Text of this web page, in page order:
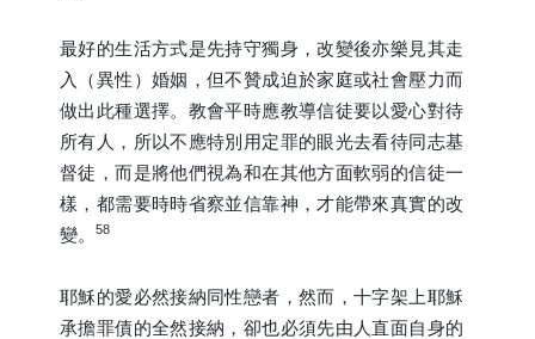
最好的生活方式是先持守獨身，改變後亦樂見其走
入（異性）婚姻，但不贊成迫於家庭或社會壓力而
做出此種選擇。教會平時應教導信徒要以愛心對待
所有人，所以不應特別用定罪的眼光去看待同志基
督徒，而是將他們視為和在其他方面軟弱的信徒一
樣，都需要時時省察並信靠神，才能帶來真實的改
變。
58
耶穌的愛必然接納同性戀者，然而，十字架上耶穌
承擔罪債的全然接納，卻也必須先由人直面自身的